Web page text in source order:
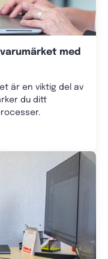
med
är en viktig del av
du ditt